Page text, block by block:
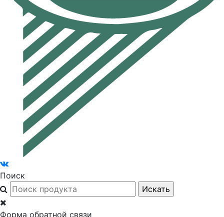
Поиск
Форма обратной связи